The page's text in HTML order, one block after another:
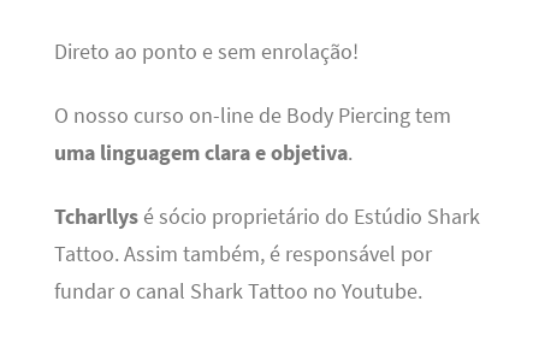
Direto ao ponto e sem enrolação!
O nosso curso on-line de Body Piercing tem
uma linguagem clara e objetiva.
Tcharllysé sócio proprietário do Estúdio Shark
Tattoo. Assim também, é responsável por
fundar o canal Shark Tattoo no Youtube.